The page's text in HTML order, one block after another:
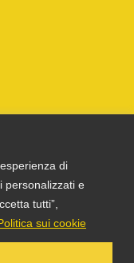
di
personalizzati e
tutti”,
sui cookie
P. IVA